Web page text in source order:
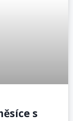
s